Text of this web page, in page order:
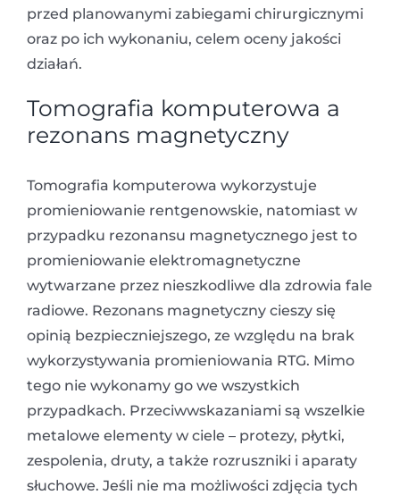
przed planowanymi zabiegami chirurgicznymi
oraz po ich wykonaniu, celem oceny jakości
działań.
Tomografia komputerowa a
rezonans magnetyczny
Tomografia komputerowa wykorzystuje
promieniowanie rentgenowskie, natomiast w
przypadku rezonansu magnetycznego jest to
promieniowanie elektromagnetyczne
wytwarzane przez nieszkodliwe dla zdrowia fale
radiowe. Rezonans magnetyczny cieszy się
opinią bezpieczniejszego, ze względu na brak
wykorzystywania promieniowania RTG. Mimo
tego nie wykonamy go we wszystkich
przypadkach. Przeciwwskazaniami są wszelkie
metalowe elementy w ciele – protezy, płytki,
zespolenia, druty, a także rozruszniki i aparaty
słuchowe. Jeśli nie ma możliwości zdjęcia tych